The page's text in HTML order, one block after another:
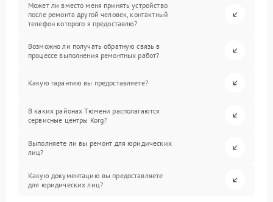
Может ли вместо меня принять устройство
после ремонта другой человек, контактный
телефон которого я предоставлю?
Возможно ли получать обратную связь в
процессе выполнения ремонтных работ?
Какую гарантию вы предоставляете?
В каких районах Тюмени располагаются
сервисные центры Korg?
Выполняете ли вы ремонт для юридических
лиц?
Какую документацию вы предоставляете
для юридических лиц?